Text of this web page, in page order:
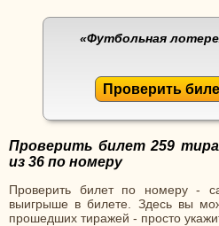
«Футбольная
Проверить
Проверить билет 259
из 36 по номеру
Проверить билет по номеру -
выигрыше в билете. Здесь вы
прошедших тиражей - просто